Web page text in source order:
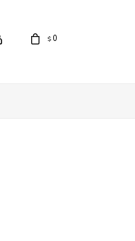
$ 0